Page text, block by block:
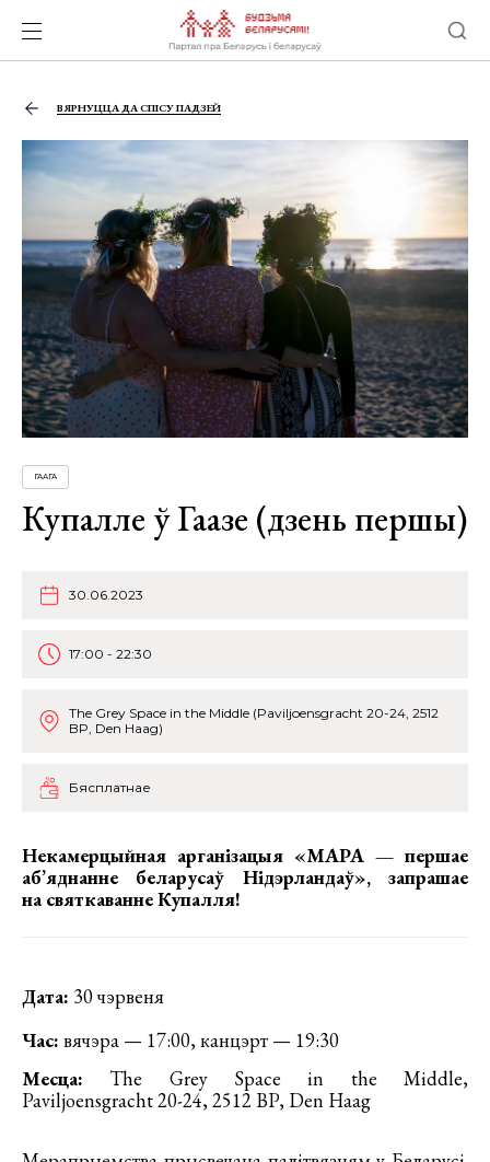
ВЯРНУЦЦА ДА СПІСУ ПАДЗЕЙ
ГААГА
Купалле ў Гаазе (дзень першы)
30.06.2023
17:00 - 22:30
The Grey Space in the Middle (Paviljoensgracht 20-24, 2512
BP, Den Haag)
Бясплатнае
Некамерцыйная арганізацыя «МАРА — першае
аб’яднанне беларусаў Нідэрландаў», запрашае
на святкаванне Купалля!
Дата: 30 чэрвеня
Час: вячэра — 17:00, канцэрт — 19:30
Месца: The Grey Space in the Middle,
Paviljoensgracht 20-24, 2512 BP, Den Haag